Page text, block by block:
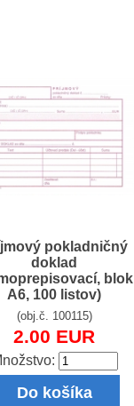
pokladničný
doklad
blok
A6, 100 listov)
(obj.č. 100115)
2.00 EUR
Do košíka